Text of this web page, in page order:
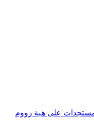
على هبة زووم